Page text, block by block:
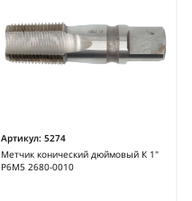
Артикул: 5274
Метчик конический дюймовый К 1"
Р6М5 2680-0010